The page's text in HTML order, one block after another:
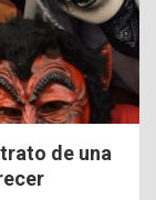
de una